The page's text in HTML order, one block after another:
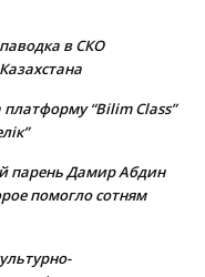
в СКО
“Bilim Class”
парень Дамир Абдин
помогло сотням